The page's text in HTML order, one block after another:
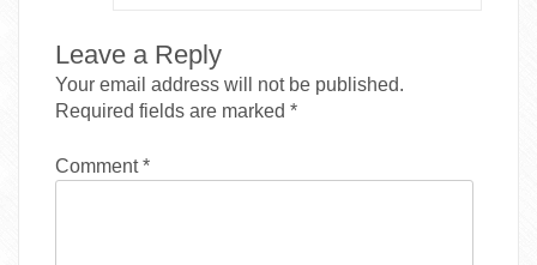
Leave a Reply
Your email address will not be published.
Required fields are marked *
Comment*